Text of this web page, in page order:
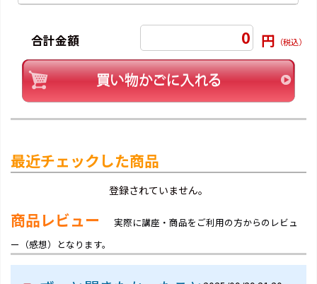
合計金額 0 円 （税込）
最近チェックした商品
登録されていません。
商品レビュー
実際に講座・商品をご利用の方からのレビュ
ー（感想）となります。